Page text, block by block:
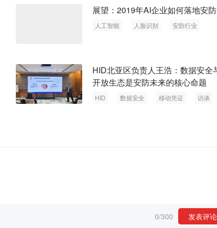
展望：2019年AI企业如何落地安
人工智能 人脸识别 安防行业
HID北亚区负责人王浩：数据安全
开放生态是安防未来的核心命题
HID 数据安全 移动凭证 访谈
0/300 发表评论